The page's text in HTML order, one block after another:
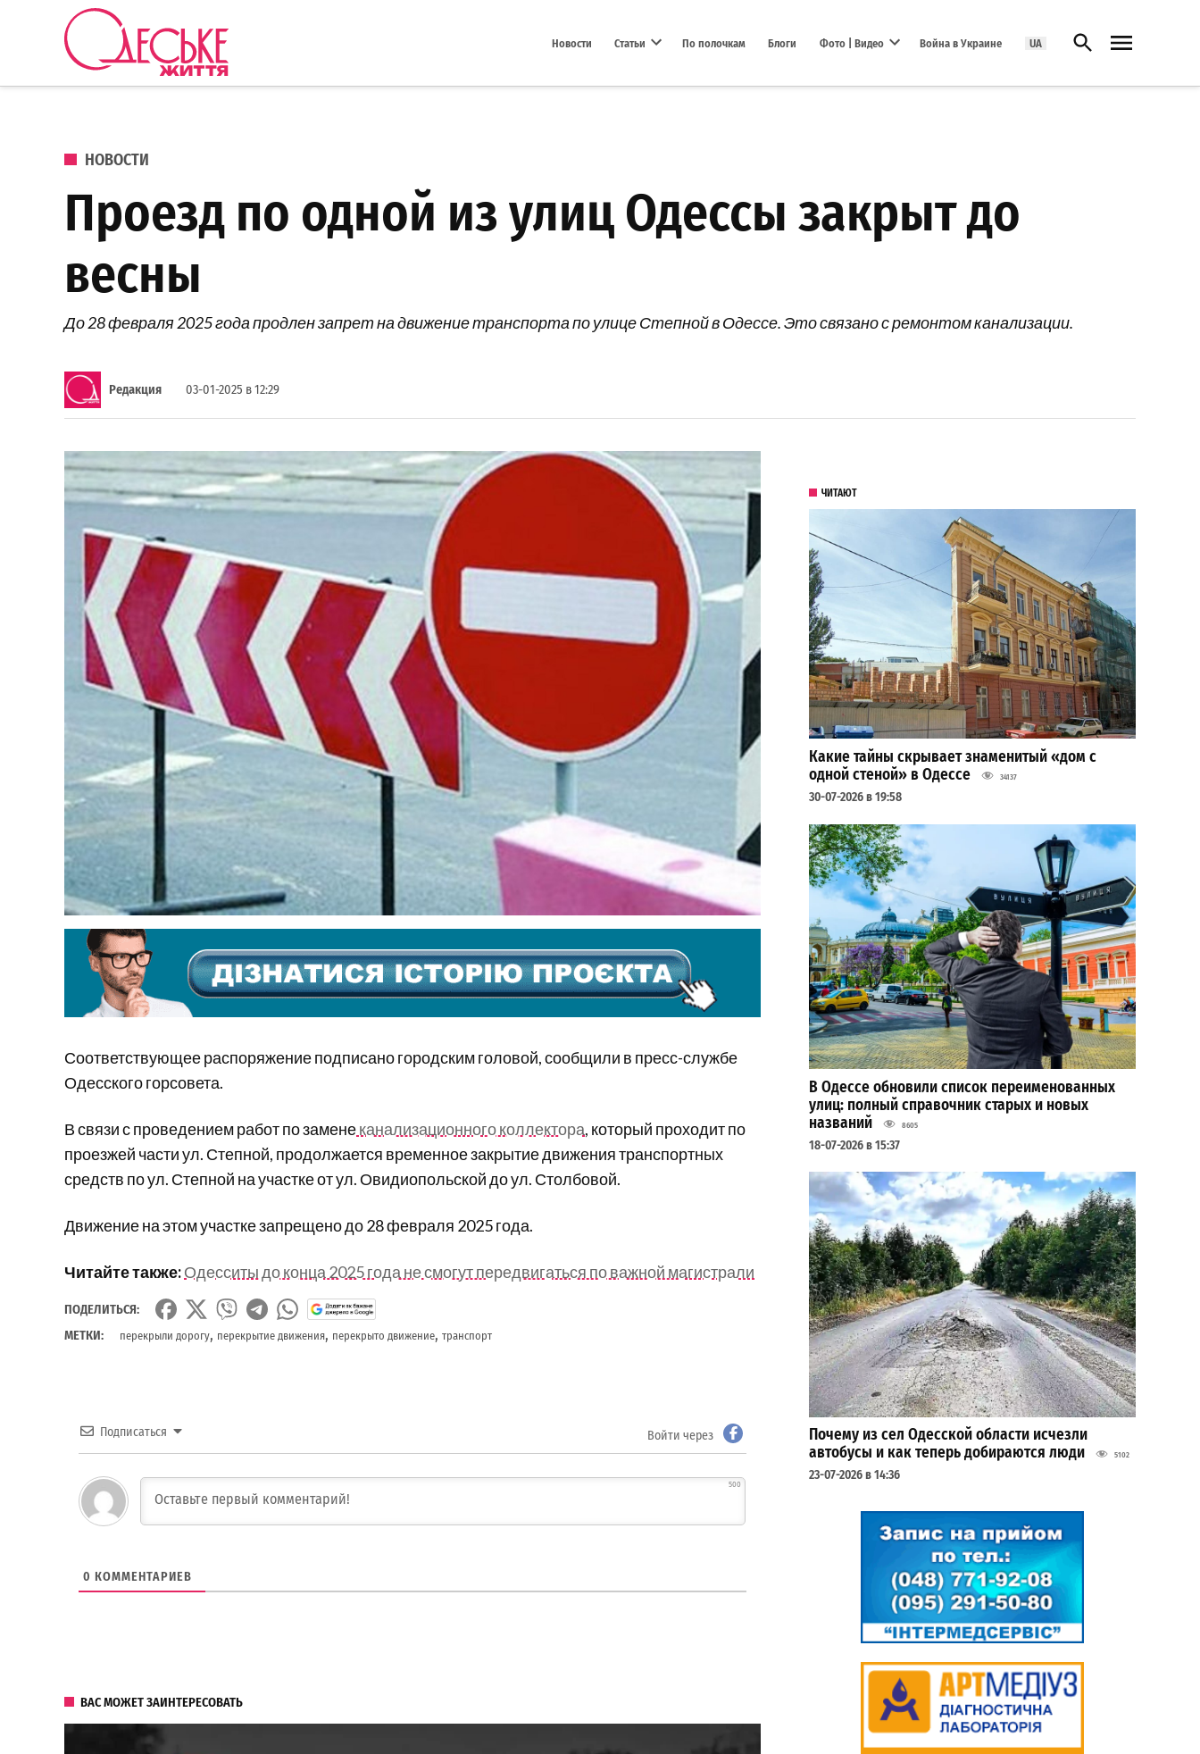
Перейти к содержанию
Новости Статьи По полочкам Блоги Фото | Видео Война в Украине UA Открыть поиск
ОПУБЛИКОВАНО В
НОВОСТИ
Проезд по одной из улиц Одессы закрыт до
весны
До 28 февраля 2025 года продлен запрет на движение транспорта по улице Степной в Одессе. Это связано с ремонтом канализации.
Редакция 03-01-2025 в 12:29
Соответствующее распоряжение подписано городским головой, сообщили в пресс-службе
Одесского горсовета.
В связи с проведением работ по заменеканализационного коллектора, который проходит по
проезжей части ул. Степной, продолжается временное закрытие движения транспортных
средств по ул. Степной на участке от ул. Овидиопольской до ул. Столбовой.
Движение на этом участке запрещено до 28 февраля 2025 года.
Читайте также:Одесситы до конца 2025 года не смогут передвигаться по важной магистрали
ПОДЕЛИТЬСЯ:
МЕТКИ:
перекрыли дорогу, перекрытие движения, перекрыто движение, транспорт
Подписаться Войти через
500
0 КОММЕНТАРИЕВ
ВАС МОЖЕТ ЗАИНТЕРЕСОВАТЬ
ЧИТАЮТ
Какие тайны скрывает знаменитый «дом с
одной стеной» в Одессе
34137
30-07-2026 в 19:58
В Одессе обновили список переименованных
улиц: полный справочник старых и новых
названий
8605
18-07-2026 в 15:37
Почему из сел Одесской области исчезли
автобусы и как теперь добираются люди
5102
23-07-2026 в 14:36